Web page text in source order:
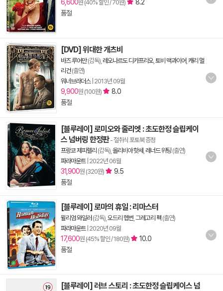
6,600원 (40% 할인 / 70원)
8.2
품절
[DVD] 위대한 개츠비
바즈 루어만(감독), 레오나르도 디카프리오, 토비 맥과이어 캐리 멀
리건(출연)
워너브라더스| 2013년 09월
9,900원 (100원)
8.0
품절
[블루레이] 로미오와 줄리엣 : 초도한정 슬립케이
스 넘버링 한정판- 절취식 포토북 증정
프랑코 제피렐리 (감독), 올리비아 핫세 레너드 위팅 (출연)
파라마운트| 2022년 06월
31,900원 (320원)
9.5
품절
[블루레이] 로마의 휴일 : 리마스터
윌리엄 와일러 (감독), 오드리 헵번 그레고리 펙 (출연)
파라마운트| 2020년 09월
17,600원 (45% 할인 / 180원)
10.0
품절
[블루레이] 러브 스토리 : 초도한정 슬립케이스 넘